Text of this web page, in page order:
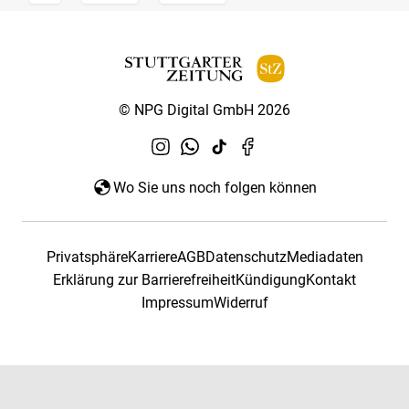
© NPG Digital GmbH 2026
Wo Sie uns noch folgen können
PrivatsphäreKarriereAGBDatenschutzMediadaten
Erklärung zur BarrierefreiheitKündigungKontakt
ImpressumWiderruf